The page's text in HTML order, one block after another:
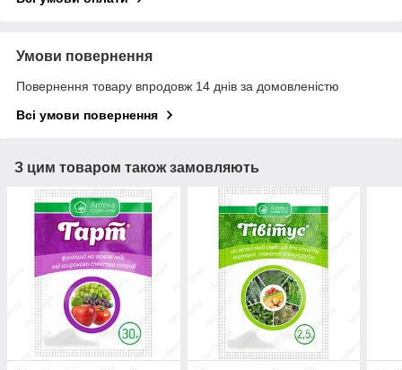
Умови повернення
Повернення товару впродовж 14 днів за домовленістю
Всі умови повернення
З цим товаром також замовляють